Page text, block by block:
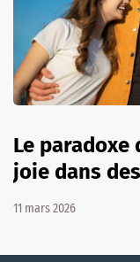
Le
joie dans
11 mars 2026